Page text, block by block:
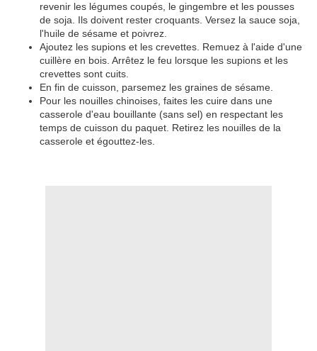
revenir les légumes coupés, le gingembre et les pousses
de soja. Ils doivent rester croquants. Versez la sauce soja,
l'huile de sésame et poivrez.
Ajoutez les supions et les crevettes. Remuez à l'aide d'une
cuillère en bois. Arrêtez le feu lorsque les supions et les
crevettes sont cuits.
En fin de cuisson, parsemez les graines de sésame.
Pour les nouilles chinoises, faites les cuire dans une
casserole d'eau bouillante (sans sel) en respectant les
temps de cuisson du paquet. Retirez les nouilles de la
casserole et égouttez-les.